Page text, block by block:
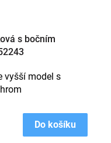
s bočním
Do košíku
vyšší model s